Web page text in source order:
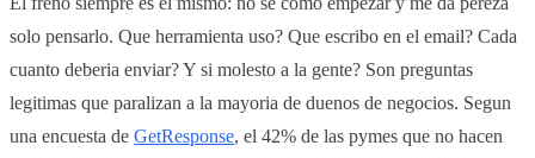
solo pensarlo. Que herramienta uso? Que escribo en el email? Cada
cuanto deberia enviar? Y si molesto a la gente? Son preguntas
legitimas que paralizan a la mayoria de duenos de negocios. Segun
una encuesta de GetResponse, el 42% de las pymes que no hacen